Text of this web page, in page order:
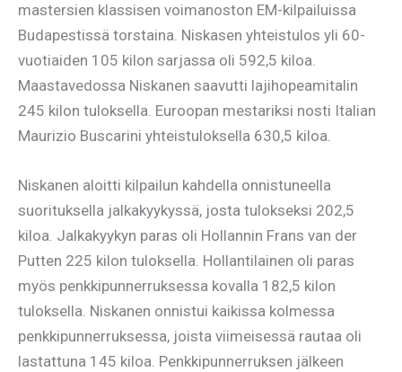
mastersien klassisen voimanoston EM-kilpailuissa
Budapestissä torstaina. Niskasen yhteistulos yli 60-
vuotiaiden 105 kilon sarjassa oli 592,5 kiloa.
Maastavedossa Niskanen saavutti lajihopeamitalin
245 kilon tuloksella. Euroopan mestariksi nosti Italian
Maurizio Buscarini yhteistuloksella 630,5 kiloa.
Niskanen aloitti kilpailun kahdella onnistuneella
suorituksella jalkakyykyssä, josta tulokseksi 202,5
kiloa. Jalkakyykyn paras oli Hollannin Frans van der
Putten 225 kilon tuloksella. Hollantilainen oli paras
myös penkkipunnerruksessa kovalla 182,5 kilon
tuloksella. Niskanen onnistui kaikissa kolmessa
penkkipunnerruksessa, joista viimeisessä rautaa oli
lastattuna 145 kiloa. Penkkipunnerruksen jälkeen